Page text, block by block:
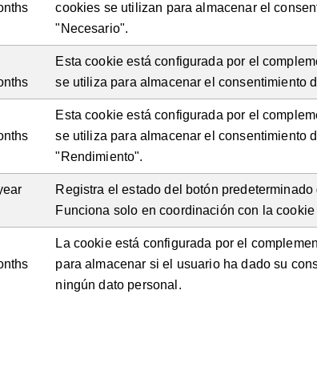
cookies se utilizan para almacenar el
"Necesario".
Esta cookie está configurada por el
se utiliza para almacenar el consentimiento
Esta cookie está configurada por el
se utiliza para almacenar el consentimiento
"Rendimiento".
Registra el estado del botón
Funciona solo en coordinación con la
La cookie está configurada por el
para almacenar si el usuario ha dado su
ningún dato personal.